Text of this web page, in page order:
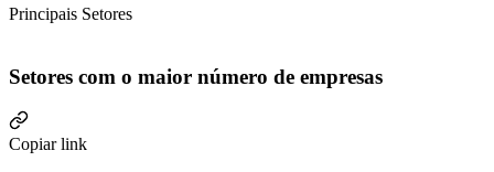
Principais Setores
Setores com o maior número de empresas
Copiar link